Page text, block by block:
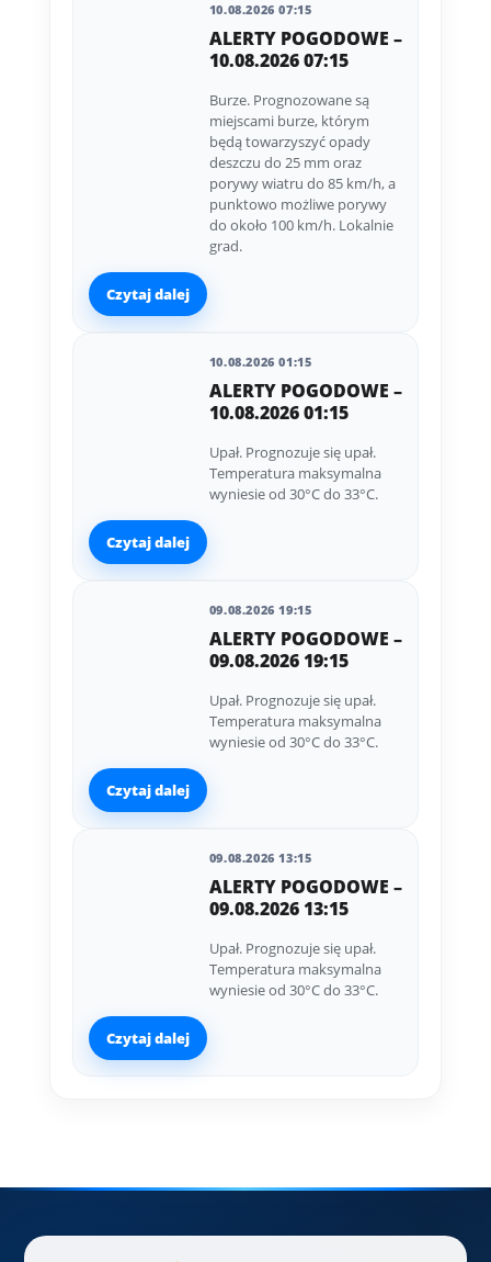
10.08.2026 07:15
ALERTY POGODOWE –
10.08.2026 07:15
Burze. Prognozowane są
miejscami burze, którym
będą towarzyszyć opady
deszczu do 25 mm oraz
porywy wiatru do 85 km/h, a
punktowo możliwe porywy
do około 100 km/h. Lokalnie
grad.
Czytaj dalej
10.08.2026 01:15
ALERTY POGODOWE –
10.08.2026 01:15
Upał. Prognozuje się upał.
Temperatura maksymalna
wyniesie od 30°C do 33°C.
Czytaj dalej
09.08.2026 19:15
ALERTY POGODOWE –
09.08.2026 19:15
Upał. Prognozuje się upał.
Temperatura maksymalna
wyniesie od 30°C do 33°C.
Czytaj dalej
09.08.2026 13:15
ALERTY POGODOWE –
09.08.2026 13:15
Upał. Prognozuje się upał.
Temperatura maksymalna
wyniesie od 30°C do 33°C.
Czytaj dalej